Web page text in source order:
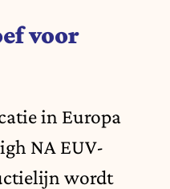
voor
in Europa
NA EUV-
wordt